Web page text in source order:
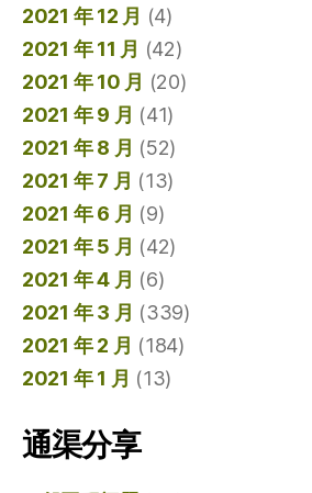
2021 年 12 月 (4)
2021 年 11 月 (42)
2021 年 10 月 (20)
2021 年 9 月 (41)
2021 年 8 月 (52)
2021 年 7 月 (13)
2021 年 6 月 (9)
2021 年 5 月 (42)
2021 年 4 月 (6)
2021 年 3 月 (339)
2021 年 2 月 (184)
2021 年 1 月 (13)
通渠分享